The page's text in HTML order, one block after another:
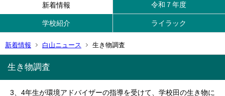
新着情報 令和７年度
学校紹介 ライラック
新着情報 白山ニュース 生き物調査
生き物調査
3、4年生が環境アドバイザーの指導を受けて、学校田の生き物に